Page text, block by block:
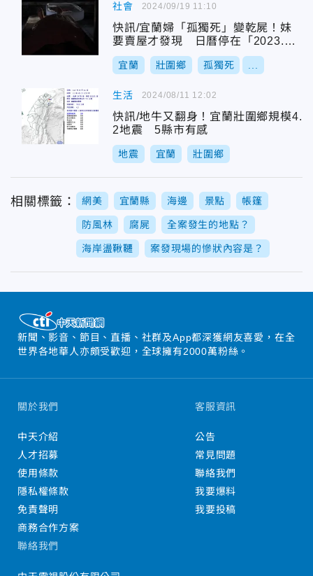
社會
快訊/宜蘭婦「孤獨死」變乾屍！妹
要賣屋才發現 日曆停在「2023.11.
23」
宜蘭 壯圍鄉 孤獨死
2024/09/19 11:10
生活
快訊/地牛又翻身！宜蘭壯圍鄉規模4.
2地震 5縣市有感
地震 宜蘭 壯圍鄉
2024/08/11 12:02
相關標籤： 網美 宜蘭縣 海邊 景點 帳篷
防風林 腐屍 全案發生的地點？
海岸盪鞦韆 案發現場的慘狀內容是？
新聞、影音、節目、直播、社群及App都深獲網友喜愛，在全
世界各地華人亦頗受歡迎，全球擁有2000萬粉絲。
關於我們
中天介紹
人才招募
使用條款
隱私權條款
免責聲明
商務合作方案
客服資訊
公告
常見問題
聯絡我們
我要爆料
我要投稿
聯絡我們